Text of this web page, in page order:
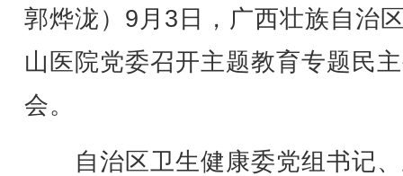
郭烨泷）9月3日，广西壮族自治
山医院党委召开主题教育专题民
会。
自治区卫生健康委党组书记